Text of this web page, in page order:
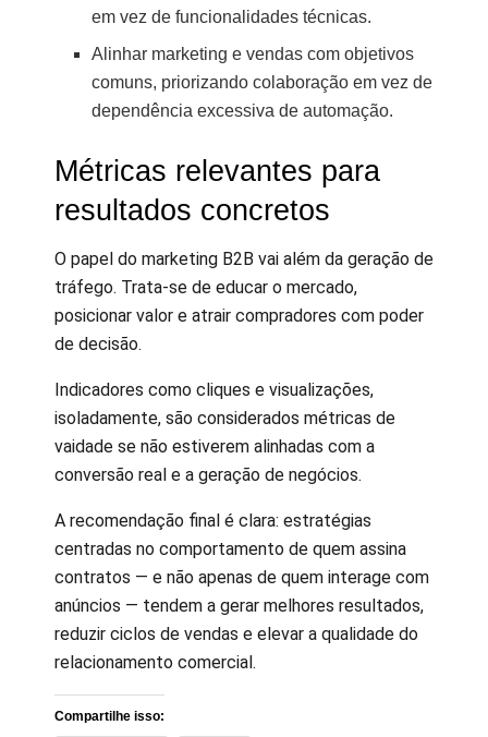
em vez de funcionalidades técnicas.
Alinhar marketing e vendas com objetivos
comuns, priorizando colaboração em vez de
dependência excessiva de automação.
Métricas relevantes para
resultados concretos
O papel do marketing B2B vai além da geração de
tráfego. Trata-se de educar o mercado,
posicionar valor e atrair compradores com poder
de decisão.
Indicadores como cliques e visualizações,
isoladamente, são considerados métricas de
vaidade se não estiverem alinhadas com a
conversão real e a geração de negócios.
A recomendação final é clara: estratégias
centradas no comportamento de quem assina
contratos — e não apenas de quem interage com
anúncios — tendem a gerar melhores resultados,
reduzir ciclos de vendas e elevar a qualidade do
relacionamento comercial.
Compartilhe isso: